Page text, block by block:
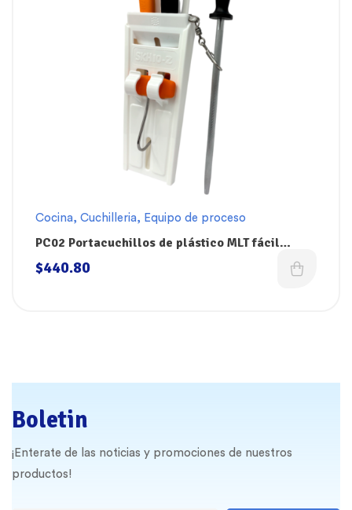
Cocina, Cuchilleria, Equipo de proceso
PC02 Portacuchillos de plástico MLT fácil
limpieza de 37 x 13 cm Dokin
$440.80
Boletin
¡Enterate de las noticias y promociones de nuestros
productos!